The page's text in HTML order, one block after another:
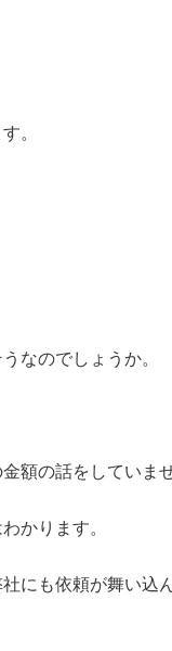
。
なのでしょうか。
額の話をしていま
かります。
にも依頼が舞い込